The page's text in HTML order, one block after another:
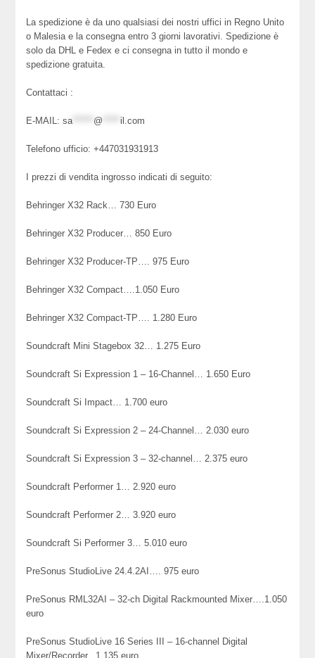
La spedizione è da uno qualsiasi dei nostri uffici in Regno Unito
o Malesia e la consegna entro 3 giorni lavorativi. Spedizione è
solo da DHL e Fedex e ci consegna in tutto il mondo e
spedizione gratuita.
Contattaci :
E-MAIL:sa @ il.com
Telefono ufficio: +447031931913
I prezzi di vendita ingrosso indicati di seguito:
Behringer X32 Rack… 730 Euro
Behringer X32 Producer… 850 Euro
Behringer X32 Producer-TP…. 975 Euro
Behringer X32 Compact….1.050 Euro
Behringer X32 Compact-TP…. 1.280 Euro
Soundcraft Mini Stagebox 32… 1.275 Euro
Soundcraft Si Expression 1 – 16-Channel… 1.650 Euro
Soundcraft Si Impact… 1.700 euro
Soundcraft Si Expression 2 – 24-Channel… 2.030 euro
Soundcraft Si Expression 3 – 32-channel… 2.375 euro
Soundcraft Performer 1… 2.920 euro
Soundcraft Performer 2… 3.920 euro
Soundcraft Si Performer 3… 5.010 euro
PreSonus StudioLive 24.4.2AI…. 975 euro
PreSonus RML32AI – 32-ch Digital Rackmounted Mixer….1.050
euro
PreSonus StudioLive 16 Series III – 16-channel Digital
Mixer/Recorder.. 1.135 euro